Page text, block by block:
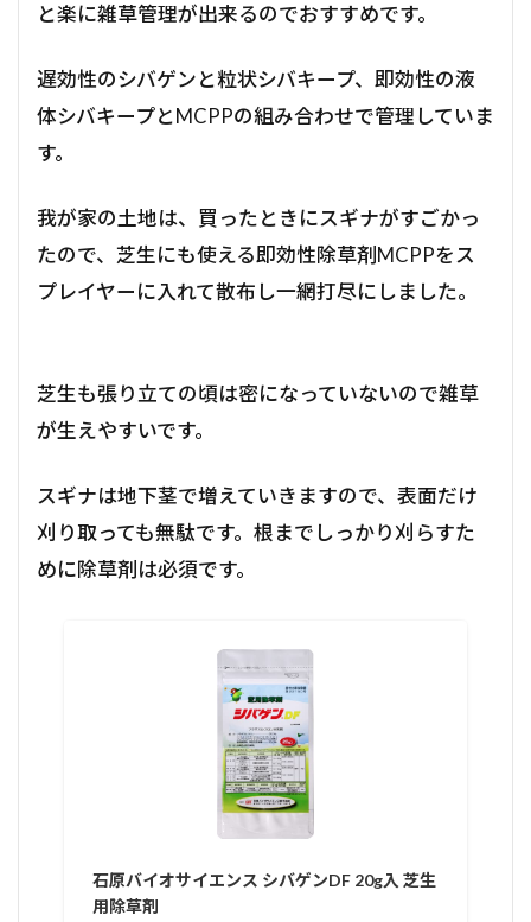
と楽に雑草管理が出来るのでおすすめです。
遅効性のシバゲンと粒状シバキープ、即効性の液
体シバキープとMCPPの組み合わせで管理していま
す。
我が家の土地は、買ったときにスギナがすごかっ
たので、芝生にも使える即効性除草剤MCPPをス
プレイヤーに入れて散布し一網打尽にしました。
芝生も張り立ての頃は密になっていないので雑草
が生えやすいです。
スギナは地下茎で増えていきますので、表面だけ
刈り取っても無駄です。根までしっかり刈らすた
めに除草剤は必須です。
石原バイオサイエンス シバゲンDF 20g入 芝生
用除草剤